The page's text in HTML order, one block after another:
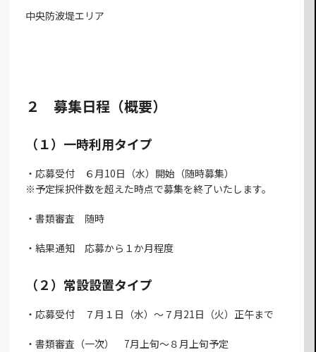
中央防波堤エリア
２ 募集日程（概要）
（１）一時利用タイプ
・応募受付 ６月10日（水）開始（随時募集）
※予定採択件数を超えた時点で募集を終了いたします。
・書類審査 随時
・結果通知 応募から１か月程度
（２）常設設置タイプ
・応募受付 ７月１日（水）～７月21日（火）正午まで
・書類審査（一次） 7月上旬～８月上旬予定